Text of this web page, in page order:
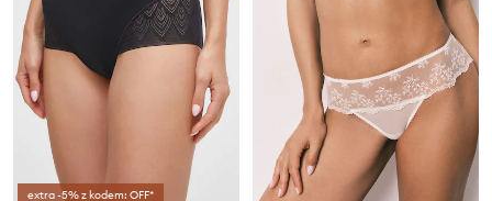
extra -5% z kodem: OFF*